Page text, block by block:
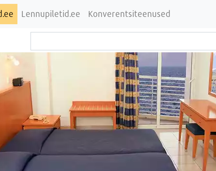
Lennupiletid.ee Konverentsiteenused